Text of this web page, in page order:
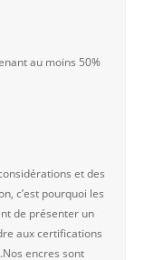
au moins 50%
et des
c’est pourquoi les
de présenter un
aux certifications
encres sont